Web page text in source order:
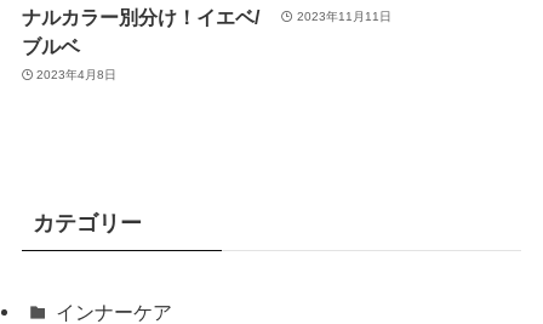
ナルカラー別分け！イエベ/
ブルベ
2023年4月8日
2023年11月11日
カテゴリー
インナーケア